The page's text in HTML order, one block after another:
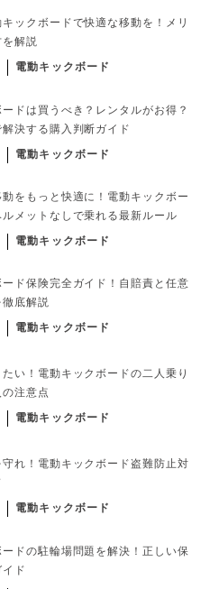
ックボードで快適な移動を！メリ
を解説
電動キックボード
ドは買うべき？レンタルがお得？
決する購入判断ガイド
電動キックボード
をもっと快適に！電動キックボー
ルメットなしで乗れる最新ルール
電動キックボード
ド保険完全ガイド！自賠責と任意
底解説
電動キックボード
い！電動キックボードの二人乗り
注意点
電動キックボード
れ！電動キックボード盗難防止対
電動キックボード
ドの駐輪場問題を解決！正しい保
ド